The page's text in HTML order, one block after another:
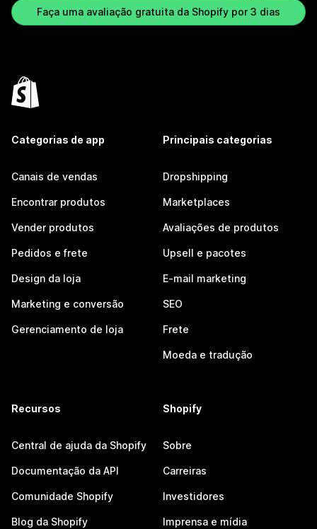
Faça uma avaliação gratuita da Shopify por 3 dias
Categorias de app
Canais de vendas
Encontrar produtos
Vender produtos
Pedidos e frete
Design da loja
Marketing e conversão
Gerenciamento de loja
Principais categorias
Dropshipping
Marketplaces
Avaliações de produtos
Upsell e pacotes
E-mail marketing
SEO
Frete
Moeda e tradução
Recursos
Central de ajuda da Shopify
Documentação da API
Comunidade Shopify
Blog da Shopify
Shopify
Sobre
Carreiras
Investidores
Imprensa e mídia